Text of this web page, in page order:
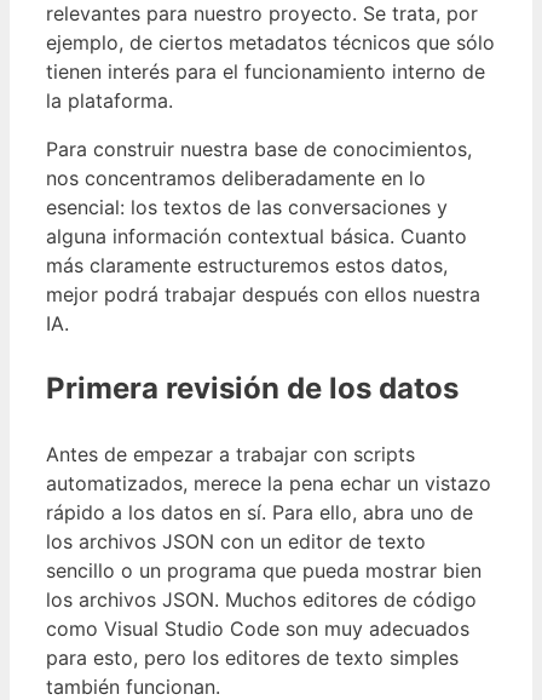
relevantes para nuestro proyecto. Se trata, por
ejemplo, de ciertos metadatos técnicos que sólo
tienen interés para el funcionamiento interno de
la plataforma.
Para construir nuestra base de conocimientos,
nos concentramos deliberadamente en lo
esencial: los textos de las conversaciones y
alguna información contextual básica. Cuanto
más claramente estructuremos estos datos,
mejor podrá trabajar después con ellos nuestra
IA.
Primera revisión de los datos
Antes de empezar a trabajar con scripts
automatizados, merece la pena echar un vistazo
rápido a los datos en sí. Para ello, abra uno de
los archivos JSON con un editor de texto
sencillo o un programa que pueda mostrar bien
los archivos JSON. Muchos editores de código
como Visual Studio Code son muy adecuados
para esto, pero los editores de texto simples
también funcionan.